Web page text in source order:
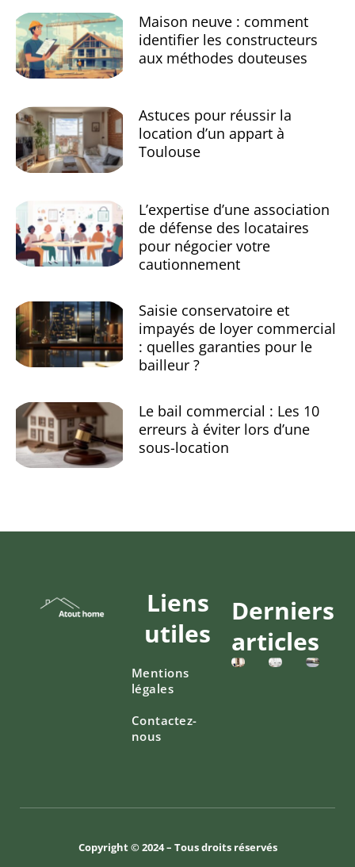
Maison neuve : comment
identifier les constructeurs
aux méthodes douteuses
Astuces pour réussir la
location d’un appart à
Toulouse
L’expertise d’une association
de défense des locataires
pour négocier votre
cautionnement
Saisie conservatoire et
impayés de loyer commercial
: quelles garanties pour le
bailleur ?
Le bail commercial : Les 10
erreurs à éviter lors d’une
sous-location
Liens
utiles
Mentions
légales
Contactez-
nous
Derniers
articles
Copyright © 2024 – Tous droits réservés